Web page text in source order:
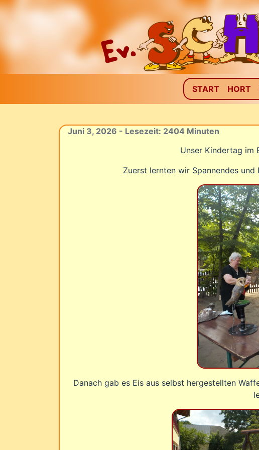
START HORT
Juni 3, 2026 - Lesezeit: 2404 Minuten
Unser Kindertag im
Zuerst lernten wir Spannendes
Danach gab es Eis aus selbst hergestellten